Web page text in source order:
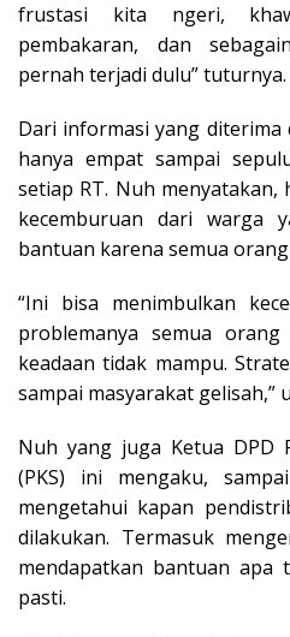
frustasi kita ngeri,
pembakaran, dan
pernah terjadi dulu” tuturnya.
Dari informasi yang
hanya empat sampai
setiap RT. Nuh
kecemburuan dari warga
bantuan karena semua
“Ini bisa menimbulkan
problemanya semua
keadaan tidak mampu.
sampai masyarakat gelisah,”
Nuh yang juga Ketua DPD
(PKS) ini mengaku,
mengetahui kapan
dilakukan. Termasuk
mendapatkan bantuan apa
pasti.